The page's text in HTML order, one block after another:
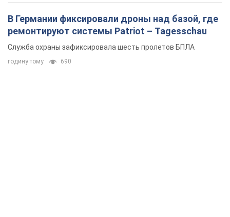
В Германии фиксировали дроны над базой, где
ремонтируют системы Patriot – Tagesschau
Служба охраны зафиксировала шесть пролетов БПЛА
годину тому 690